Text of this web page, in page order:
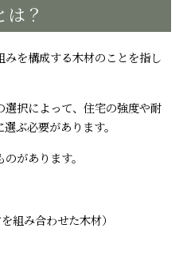
？
を構成する木材のことを指し
択によって、住宅の強度や耐
ぶ必要があります。
があります。
組み合わせた木材）